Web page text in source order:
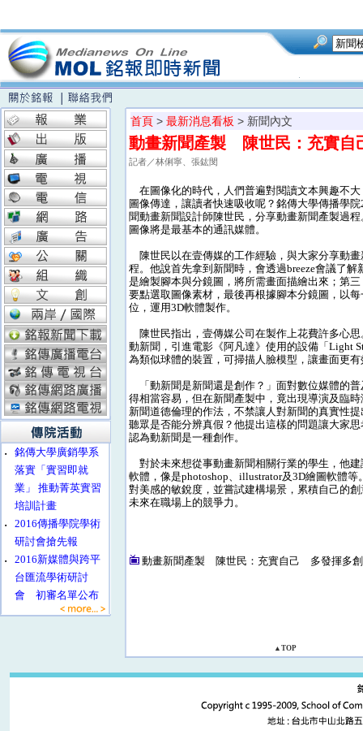
‧
銘傳大學廣銷學系
落實「實習即就
業」 推動菁英實習
培訓計畫
‧
2016傳播學院學術
研討會搶先報
‧
2016新媒體與跨平
台匯流學術研討
會 初審名單公布
首頁 > 最新消息看板 > 新聞內文
動畫新聞產製 陳世民：充實
記者／林俐寧、張鈜閔
在圖像化的時代，人們普遍對閱讀文本興趣不
圖像傳達，讓讀者快速吸收呢？銘傳大學傳播學
聞動畫新聞設計師陳世民，分享動畫新聞產製過
圖像將是最基本的通訊媒體。
陳世民以在壹傳媒的工作經驗，與大家分享動
程。他說首先拿到新聞時，會透過breeze會議了解
是繪製腳本與分鏡圖，將所需畫面描繪出來；第
要點選取圖像素材，最後再根據腳本分鏡圖，以
位，運用3D軟體製作。
陳世民指出，壹傳媒公司在製作上花費許多心
動新聞，引進電影《阿凡達》使用的設備「Light
為類似球體的裝置，可掃描人臉模型，讓畫面更
「動新聞是新聞還是創作？」面對數位媒體的
得相當容易，但在新聞產製中，竟出現導演及臨
新聞道德倫理的作法，不禁讓人對新聞的真實性
聽眾是否能分辨真假？他提出這樣的問題讓大家
認為動新聞是一種創作。
對於未來想從事動畫新聞相關行業的學生，他
軟體，像是photoshop、illustrator及3D繪圖軟體等
對美感的敏銳度，並嘗試建構場景，累積自己的
未來在職場上的競爭力。
動畫新聞產製 陳世民：充實自己 多發揮多
▲TOP